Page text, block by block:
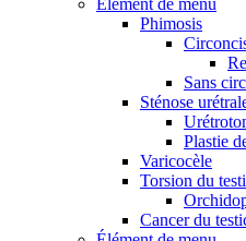
Élément de menu
Phimosis
Sans
Sténose
Plastie
Varicocèle
Torsion du
Cancer du